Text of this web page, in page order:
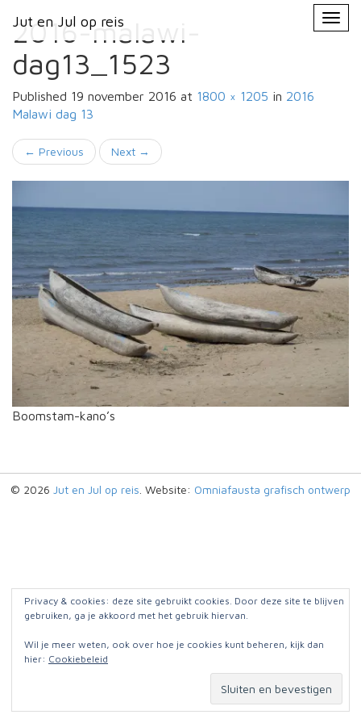
Jut en Jul op reis
Primary
Menu
Jut en Jul op reis
2016-malawi-
dag13_1523
Published 19 november 2016 at 1800 × 1205 in 2016
Malawi dag 13
← Previous Next →
Boomstam-kano’s
© 2026 Jut en Jul op reis . Website: Omniafausta grafisch ontwerp
Privacy & cookies: deze site gebruikt cookies. Door deze site te blijven
gebruiken, ga je akkoord met het gebruik hiervan.
Wil je meer weten, ook over hoe je cookies kunt beheren, kijk dan
hier: Cookiebeleid